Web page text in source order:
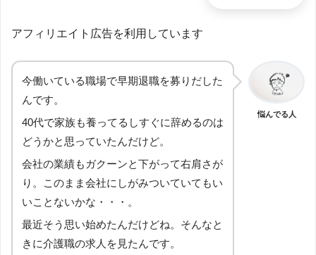
アフィリエイト広告を利用しています
今働いている職場で早期退職を募りだした
んです。
40代で家族も養ってるしすぐに辞めるのは
どうかと思っていたんだけど。
会社の業績もガクーンと下がって右肩さが
り。このまま会社にしがみついていてもい
いことないかな・・・。
最近そう思い始めたんだけどね。そんなと
きに介護職の求人を見たんです。
悩んでる人